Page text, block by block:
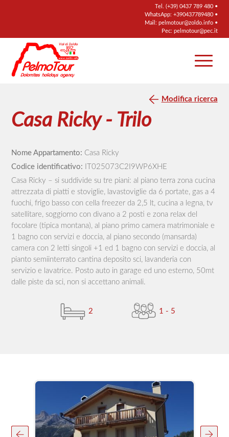
Tel. (+39) 0437 789 480•
WhatsApp: +390437789480•
Mail: pelmotour@zoldo.info•
Pec: pelmotour@pec.it
Casa Ricky - Trilo
Nome Appartamento: Casa Ricky
Codice identificativo: IT025073C2I9WP6XHE
Casa Ricky – si suddivide su tre piani: al piano terra zona cucina
attrezzata di piatti e stoviglie, lavastoviglie da 6 portate, gas a 4
fuochi, frigo basso con cella freezer da 2,5 lt, cucina a legna, tv
satellitare, soggiorno con divano a 2 posti e zona relax del
focolare (tipica montana), al piano primo camera matrimoniale e
1 bagno con servizi e doccia, al piano secondo (mansarda)
camera con 2 letti singoli +1 ed 1 bagno con servizi e doccia, al
pianto semiinterrato cantina deposito sci, lavanderia con
servizio e lavatrice. Posto auto in garage ed uno esterno, 50mt
dalle piste da sci, non si accettano animali.
2 1 - 5
Modifica ricerca